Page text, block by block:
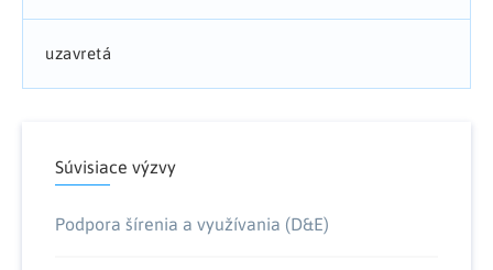
uzavretá
Súvisiace výzvy
Podpora šírenia a využívania (D&E)